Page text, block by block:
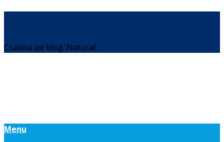
Craiova pe blog. Natural.
Menu